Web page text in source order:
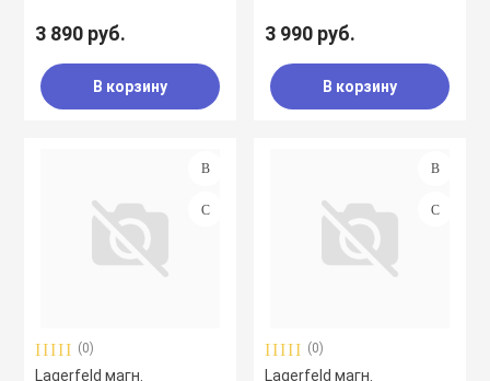
3 890 руб.
В корзину
3 990 руб.
В корзину
(0)
Lagerfeld магн.
(0)
Lagerfeld магн.